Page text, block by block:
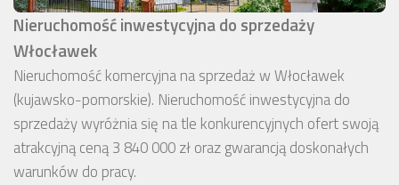
Nieruchomość inwestycyjna do sprzedaży
Włocławek
Nieruchomość komercyjna na sprzedaż w Włocławek
(kujawsko-pomorskie). Nieruchomość inwestycyjna do
sprzedaży wyróżnia się na tle konkurencyjnych ofert swoją
atrakcyjną ceną 3 840 000 zł oraz gwarancją doskonałych
warunków do pracy.